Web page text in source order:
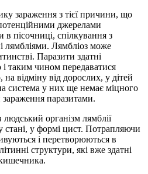
зараження з тієї причини, що
джерелами
в пісочниці, спілкування з
лямбліями. Лямбліоз може
Паразити здатні
таким чином передаватися
відміну від дорослих, у дітей
система у них ще немає міцного
зараження паразитами.
організм лямблії
стані, у формі цист. Потрапляючи
і перетворюються в
структури, які вже здатні